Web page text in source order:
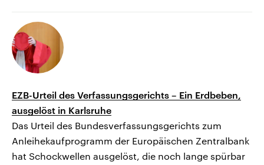
EZB-Urteil des Verfassungsgerichts – Ein Erdbeben,
ausgelöst in Karlsruhe
Das Urteil des Bundesverfassungsgerichts zum
Anleihekaufprogramm der Europäischen Zentralbank
hat Schockwellen ausgelöst, die noch lange spürbar